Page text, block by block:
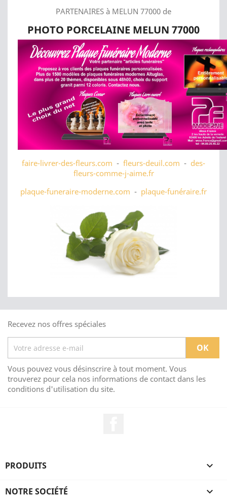
PARTENAIRES à MELUN 77000 de
PHOTO PORCELAINE MELUN 77000
faire-livrer-des-fleurs.com - fleurs-deuil.com - des-
fleurs-comme-j-aime.fr
plaque-funeraire-moderne.com - plaque-funéraire.fr
Recevez nos offres spéciales
Vous pouvez vous désinscrire à tout moment. Vous
trouverez pour cela nos informations de contact dans les
conditions d'utilisation du site.
PRODUITS 
NOTRE SOCIÉTÉ 